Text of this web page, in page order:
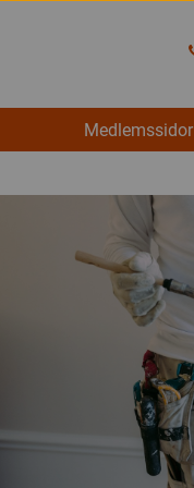
Medlemssidor